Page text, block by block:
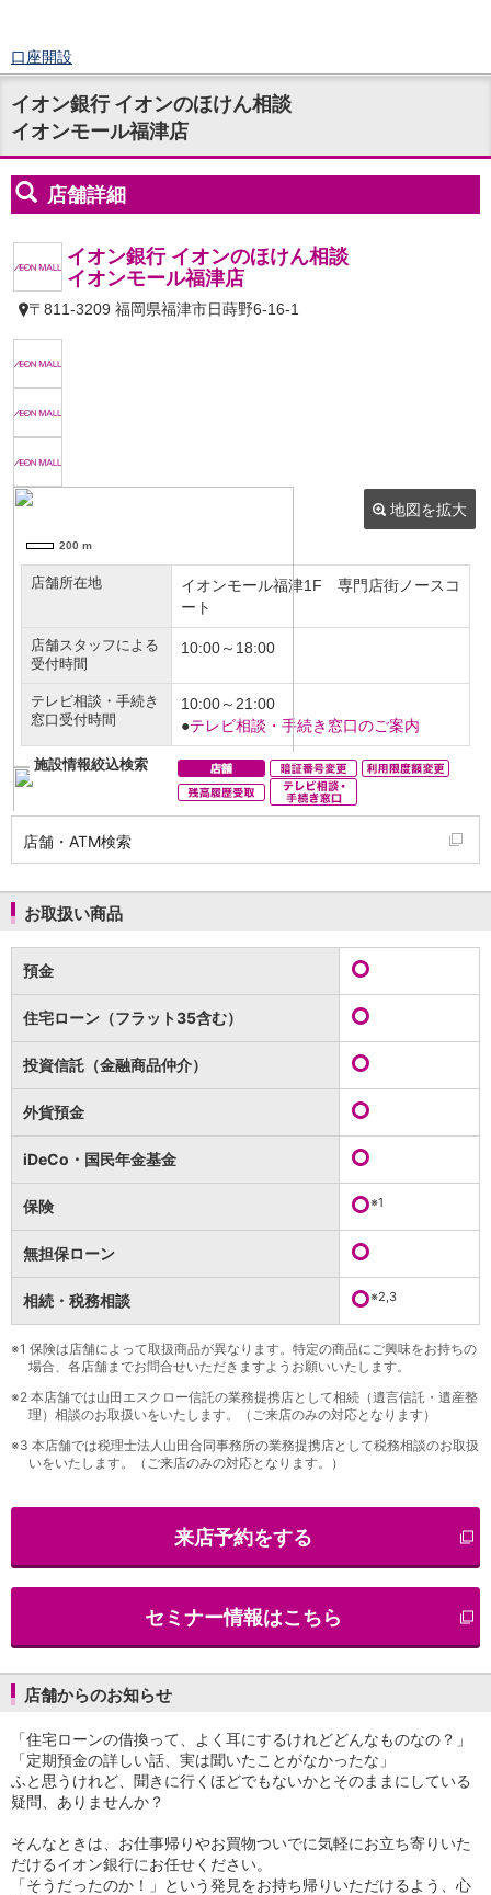
口座開設
ログイン
チャット
メニュー
商品・サービス
預金
円預金TOP
定期預金
積立式定期預金
外貨預金 TOP
NISA
金銭信託のしくみ
取扱商品一覧
iDeCo・国民年金基金
iDeCo（個人型確定拠出年金）
国民年金基金
ロボアドバイザークラウドファンディング
WealthNavi for イオン銀行（ロボアドバイザー）
funds
ローン
住宅ローン
新規お借入れの方
お借換えの方
フラット35
リ・バース60
カードローン
目的別ローンマイページ
保険
保険TOP
医療保険
就業不能保険
海外旅行保険
国内旅行傷害保険
スマホ保険
傷害保険
介護保険
カード
クレジットカード
デビットカード
インターネットバンキング
アプリ
イオン銀行アプリTOP
通帳アプリ
イオン銀行PayB
イオングループアプリ
支払・入金TOP
AEON Pay
自動入金サービス
スマホ決済アプリ
サービス
Myステージ
相続・税務のご相談
電子マネーWAON
セキュリティ
インボイス
その他サービス
イオン銀行 イオンのほけん相談
イオンモール福津店
店舗・ATM検索
お取扱い商品
預金
住宅ローン（フラット35含む）
投資信託（金融商品仲介）
外貨預金
iDeCo・国民年金基金
保険 ※1
無担保ローン
相続・税務相談 ※2,3
※1 保険は店舗によって取扱商品が異なります。特定の商品にご興味をお持ちの
場合、各店舗までお問合せいただきますようお願いいたします。
※2 本店舗では山田エスクロー信託の業務提携店として相続（遺言信託・遺産整
理）相談のお取扱いをいたします。（ご来店のみの対応となります）
※3 本店舗では税理士法人山田合同事務所の業務提携店として税務相談のお取扱
いをいたします。（ご来店のみの対応となります。）
来店予約をする
セミナー情報はこちら
店舗からのお知らせ
「住宅ローンの借換って、よく耳にするけれどどんなものなの？」
「定期預金の詳しい話、実は聞いたことがなかったな」
ふと思うけれど、聞きに行くほどでもないかとそのままにしている
疑問、ありませんか？
そんなときは、お仕事帰りやお買物ついでに気軽にお立ち寄りいた
だけるイオン銀行にお任せください。
「そうだったのか！」という発見をお持ち帰りいただけるよう、心